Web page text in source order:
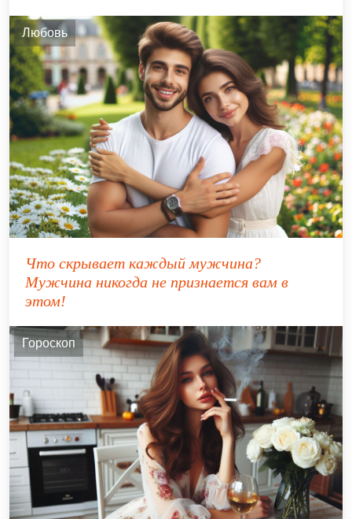
Любовь
Что скрывает каждый мужчина?
Мужчина никогда не признается вам в
этом!
Гороскоп